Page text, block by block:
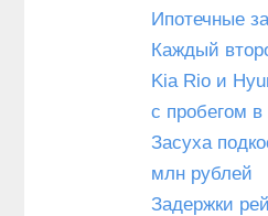
Ипотечные
Каждый
Kia Rio и
с пробегом в
Засуха
млн рублей
Задержки